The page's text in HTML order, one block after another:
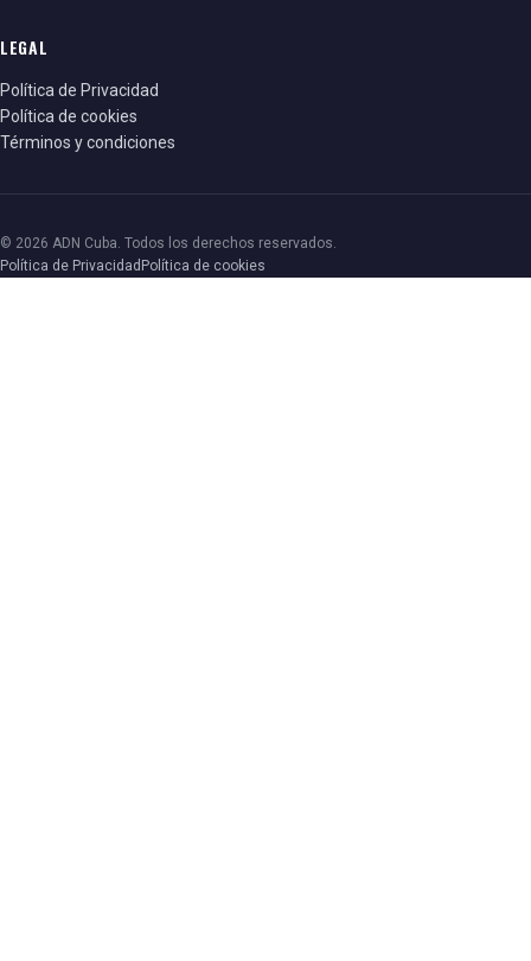
LEGAL
Política de Privacidad
Política de cookies
Términos y condiciones
© 2026 ADN Cuba. Todos los derechos reservados.
Política de Privacidad Política de cookies